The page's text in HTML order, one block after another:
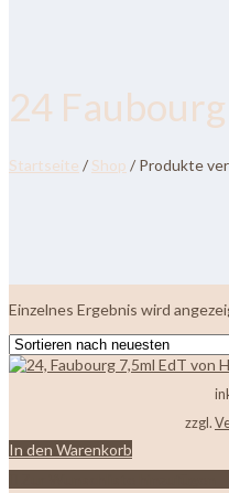
24 Faubourg
Startseite / Shop / Produkte
Einzelnes Ergebnis wird
zzgl.
In den Warenkorb